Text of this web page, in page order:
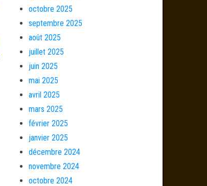
octobre 2025
septembre 2025
août 2025
juillet 2025
juin 2025
mai 2025
avril 2025
mars 2025
février 2025
janvier 2025
décembre 2024
novembre 2024
octobre 2024